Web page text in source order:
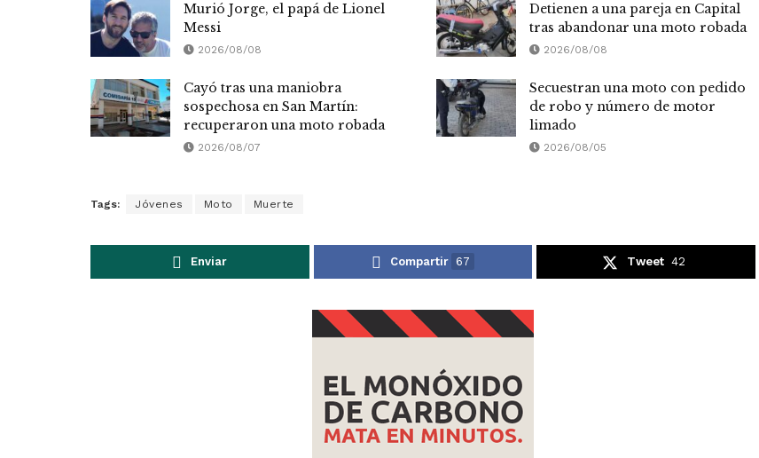
Murió Jorge, el papá de Lionel
Messi
2026/08/08
Detienen a una pareja en Capital
tras abandonar una moto robada
2026/08/08
Cayó tras una maniobra
sospechosa en San Martín:
recuperaron una moto robada
2026/08/07
Secuestran una moto con pedido
de robo y número de motor
limado
2026/08/05
Tags: Jóvenes Moto Muerte
Enviar Compartir 67 Tweet 42